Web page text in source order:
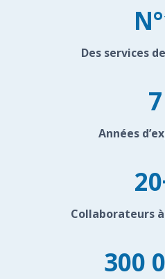
Des services
7
Années
Collaborateurs
300